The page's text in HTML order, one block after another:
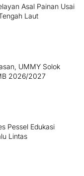
Asal Painan Usai
Laut
UMMY Solok
2026/2027
Pessel Edukasi
Lintas